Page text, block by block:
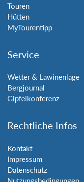
Touren
Hütten
MyTourentipp
Service
Wetter & Lawinenlage
Bergjournal
Gipfelkonferenz
Rechtliche Infos
Kontakt
Impressum
Datenschutz